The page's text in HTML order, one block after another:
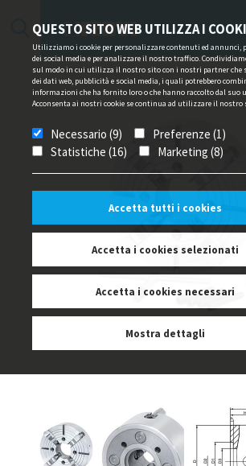
QUESTO SITO WEB UTILIZZA I
Utilizziamo i cookie per personalizzare contenuti ed
dei social media e per analizzare il nostro traffico.
sul modo in cui utilizza il nostro sito con i nostri partner che
dei dati web, pubblicità e social media, i quali potrebbero
informazioni che ha fornito loro o che hanno raccolto dal suo
Acconsenta ai nostri cookie se continua ad utilizzare il nostro
Necessario (9)
Preferenze (1)
Statistiche (16)
Marketing (8)
Accetta tutti i cookies
Accetta i cookies selezionati
Accetta i cookies necessari
Mostra dettagli